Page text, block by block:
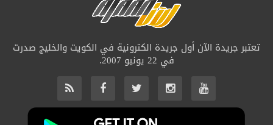
تعتبر جريدة الآن أول جريدة الكترونية في الكويت والخليج صدرت
في 22 يونيو 2007.